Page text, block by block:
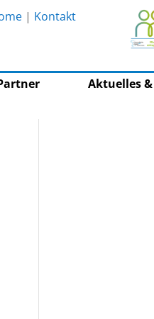
| Kontakt
Aktuelles